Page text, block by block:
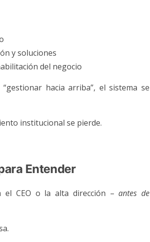
y soluciones
del negocio
hacia arriba”, el sistema se
institucional se pierde.
Entender
el CEO o la alta dirección –antes de